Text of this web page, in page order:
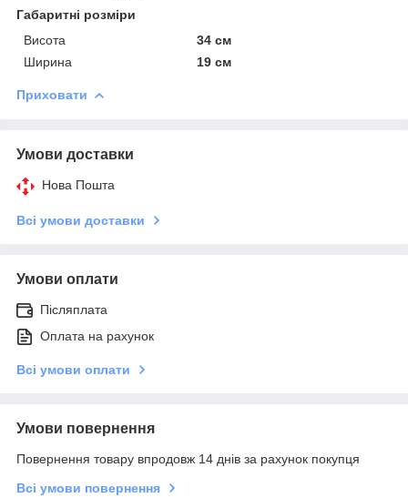
Габаритні розміри
Висота
34 см
Ширина
19 см
Приховати
Умови доставки
Нова Пошта
Всі умови доставки
Умови оплати
Післяплата
Оплата на рахунок
Всі умови оплати
Умови повернення
Повернення товару впродовж 14 днів за рахунок покупця
Всі умови повернення